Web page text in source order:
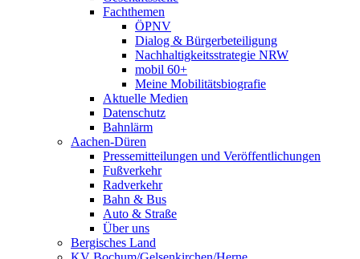
Fachthemen
ÖPNV
Dialog & Bürgerbeteiligung
Nachhaltigkeitsstrategie NRW
mobil 60+
Meine Mobilitätsbiografie
Aktuelle Medien
Datenschutz
Bahnlärm
Aachen-Düren
Pressemitteilungen und Veröffentlichungen
Fußverkehr
Radverkehr
Bahn & Bus
Auto & Straße
Über uns
Bergisches Land